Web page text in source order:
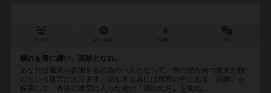
穢れを身に纏い、英雄となれ。
あなたは儀式へ参加する若者の一人となって、牛の頭を持つ魔女が棲
むという迷宮に入ります。脱出する為には迷宮の中にある「回廊」を
探索して、過去に迷宮に入った者の『魂の欠片』を集め...